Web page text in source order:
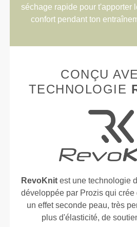
séchage rapide pour t'apporter
confort pendant ton
CONÇU
TECHNOLOGIE
RevoKnitest une technologie
développée par Prozis qui crée
un effet seconde peau, très
plus d'élasticité, de